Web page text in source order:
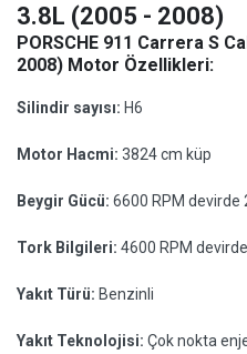
3.8L (2005 - 2008)
PORSCHE 911 Carrera S
2008) Motor Özellikleri:
Silindir sayısı: H6
Motor Hacmi: 3824 cm küp
Beygir Gücü: 6600 RPM devirde
Tork Bilgileri: 4600 RPM
Yakıt Türü: Benzinli
Yakıt Teknolojisi: Çok nokta